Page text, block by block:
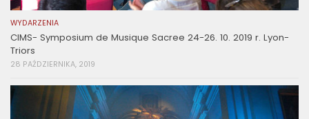
WYDARZENIA
CIMS- Symposium de Musique Sacree 24-26. 10. 2019 r. Lyon-
Triors
28 PAŹDZIERNIKA, 2019